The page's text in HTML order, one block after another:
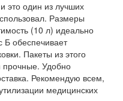
это один из лучших
Размеры
(10 л) идеально
Б обеспечивает
Пакеты из этого
прочные. Удобно
Рекомендую всем,
медицинских